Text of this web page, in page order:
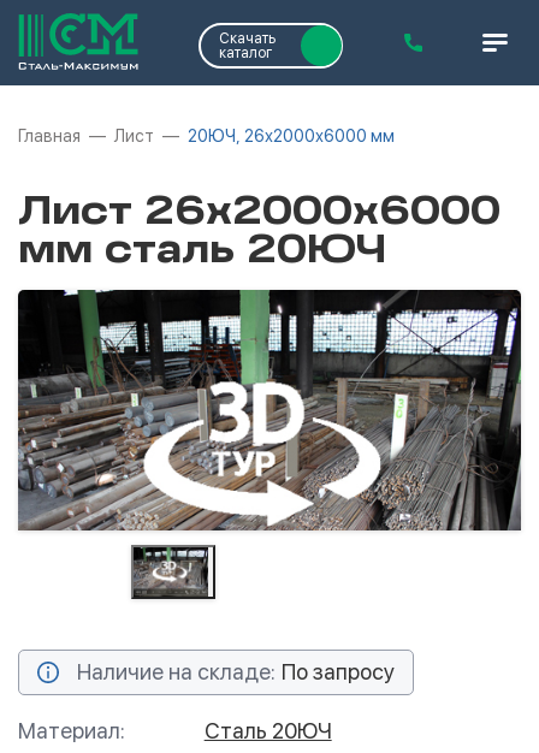
Скачать
каталог
Главная Лист 20ЮЧ, 26х2000х6000 мм
Лист 26х2000х6000
мм сталь 20ЮЧ
Наличие на складе: По запросу
Материал:
Сталь 20ЮЧ